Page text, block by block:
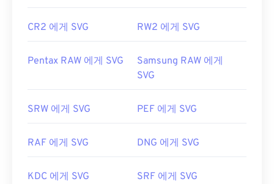
CR2 에게 SVG RW2 에게 SVG
Pentax RAW 에게 SVG
Samsung RAW 에게
SVG
SRW 에게 SVG PEF 에게 SVG
RAF 에게 SVG DNG 에게 SVG
KDC 에게 SVG SRF 에게 SVG